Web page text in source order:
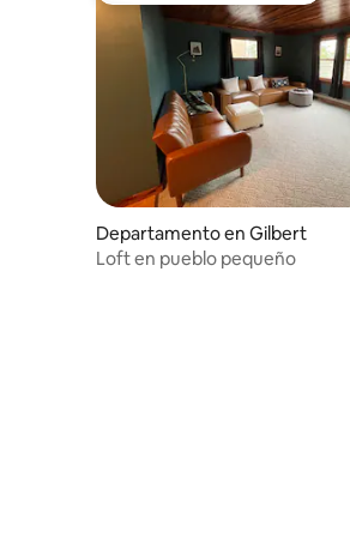
Departamento en Gilbert
Loft en pueblo pequeño